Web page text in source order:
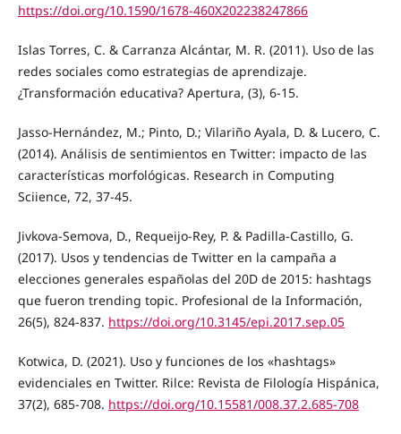
https://doi.org/10.1590/1678-460X202238247866
Islas Torres, C. & Carranza Alcántar, M. R. (2011). Uso de las
redes sociales como estrategias de aprendizaje.
¿Transformación educativa? Apertura, (3), 6-15.
Jasso-Hernández, M.; Pinto, D.; Vilariño Ayala, D. & Lucero, C.
(2014). Análisis de sentimientos en Twitter: impacto de las
características morfológicas. Research in Computing
Sciience, 72, 37-45.
Jivkova-Semova, D., Requeijo-Rey, P. & Padilla-Castillo, G.
(2017). Usos y tendencias de Twitter en la campaña a
elecciones generales españolas del 20D de 2015: hashtags
que fueron trending topic. Profesional de la Información,
26(5), 824-837. https://doi.org/10.3145/epi.2017.sep.05
Kotwica, D. (2021). Uso y funciones de los «hashtags»
evidenciales en Twitter. Rilce: Revista de Filología Hispánica,
37(2), 685-708. https://doi.org/10.15581/008.37.2.685-708